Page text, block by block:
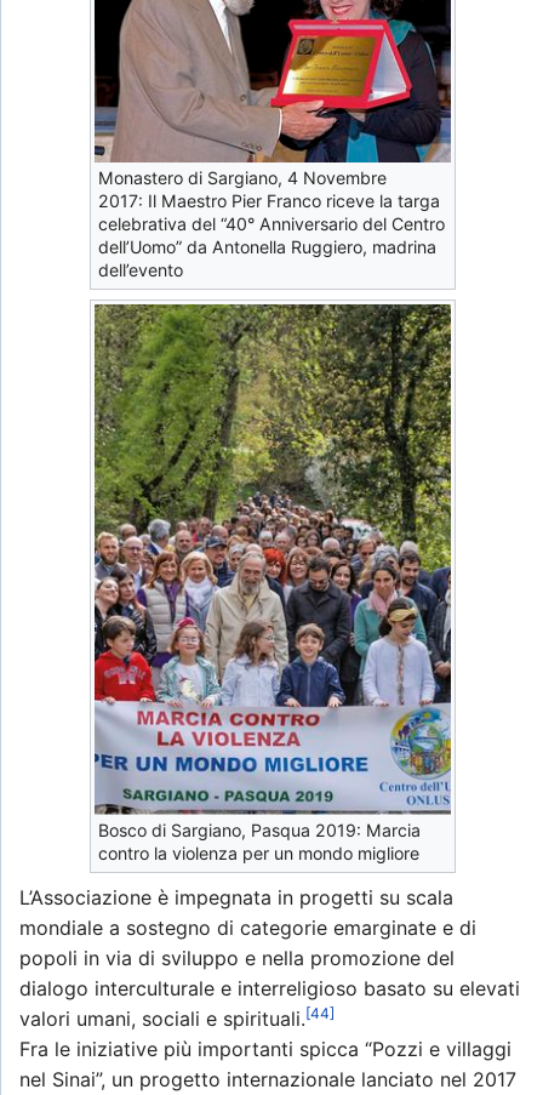
Monastero di Sargiano, 4 Novembre
2017: Il Maestro Pier Franco riceve la targa
celebrativa del “40° Anniversario del Centro
dell’Uomo” da Antonella Ruggiero, madrina
dell’evento
Bosco di Sargiano, Pasqua 2019: Marcia
contro la violenza per un mondo migliore
L’Associazione è impegnata in progetti su scala
mondiale a sostegno di categorie emarginate e di
popoli in via di sviluppo e nella promozione del
dialogo interculturale e interreligioso basato su elevati
valori umani, sociali e spirituali.[44]
Fra le iniziative più importanti spicca “Pozzi e villaggi
nel Sinai”, un progetto internazionale lanciato nel 2017